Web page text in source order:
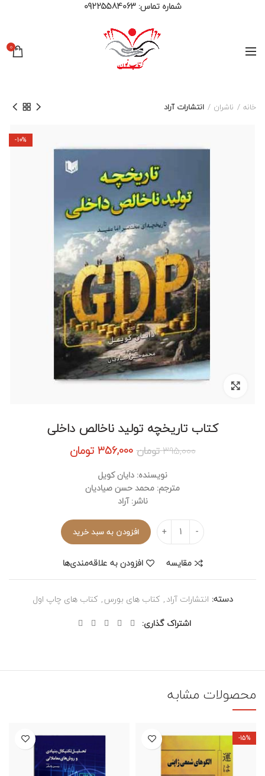
شماره تماس:09225584063
0
خانه ناشران انتشارات آراد
-10%
برای بزرگنمایی کلیک کنید
کتاب تاریخچه تولید ناخالص داخلی
395,000تومان
بود.
356,000 تومان
نویسنده: دایان کویل
مترجم: محمد حسن صیادیان
ناشر: آراد
تعداد
افزودن به سبد خرید
مقایسه افزودن به علاقه‌مندی‌ها
دسته: انتشارات آراد, کتاب های بورس, کتاب های چاپ اول
اشتراک گذاری
محصولات مشابه
-15%